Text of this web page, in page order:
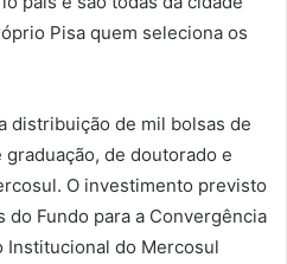
Pisa quem seleciona os
distribuição de mil bolsas de
de doutorado e
O investimento previsto
Fundo para a Convergência
Institucional do Mercosul